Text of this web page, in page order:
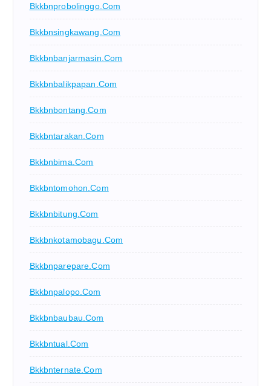
Bkkbnprobolinggo.com
Bkkbnsingkawang.com
Bkkbnbanjarmasin.com
Bkkbnbalikpapan.com
Bkkbnbontang.com
Bkkbntarakan.com
Bkkbnbima.com
Bkkbntomohon.com
Bkkbnbitung.com
Bkkbnkotamobagu.com
Bkkbnparepare.com
Bkkbnpalopo.com
Bkkbnbaubau.com
Bkkbntual.com
Bkkbnternate.com